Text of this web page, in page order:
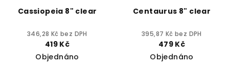
Cassiopeia 8" clear
346,28 Kč bez DPH
419 Kč
Objednáno
Centaurus 8" clear
395,87 Kč bez DPH
479 Kč
Objednáno